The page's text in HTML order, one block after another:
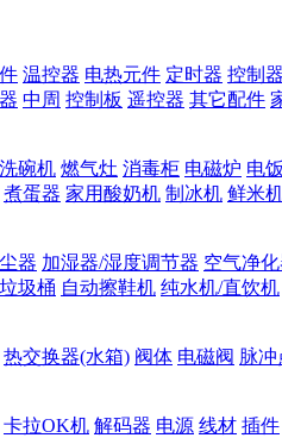
温控器 电热元件 定时器 控制器
中周 控制板 遥控器 其它配件
洗碗机 燃气灶 消毒柜 电磁炉 电
煮蛋器 家用酸奶机 制冰机 鲜米
器 加湿器/湿度调节器 空气净
圾桶 自动擦鞋机 纯水机/直饮机
热交换器(水箱) 阀体 电磁阀 脉冲
卡拉OK机 解码器 电源 线材 插件